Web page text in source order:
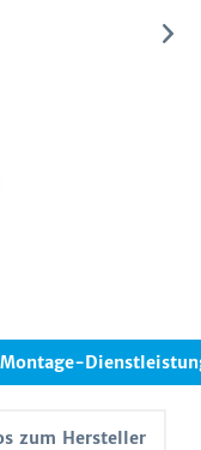
zum Hersteller